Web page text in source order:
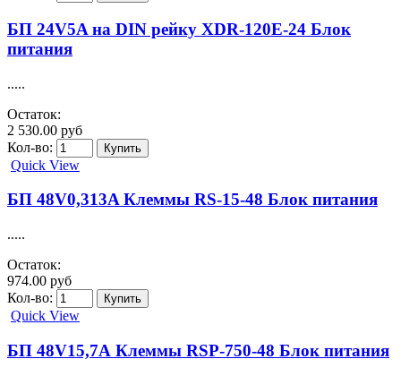
БП 24V5A на DIN рейку XDR-120E-24 Блок
питания
.....
Остаток:
2 530.00 руб
Кол-во:
Quick View
БП 48V0,313A Клеммы RS-15-48 Блок питания
.....
Остаток:
974.00 руб
Кол-во:
Quick View
БП 48V15,7А Клеммы RSP-750-48 Блок питания